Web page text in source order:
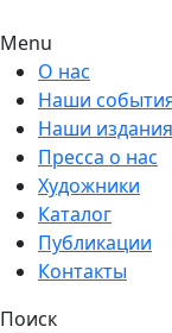
Menu
О нас
Наши
Наши издания
Пресса о нас
Художники
Каталог
Публикации
Контакты
Поиск